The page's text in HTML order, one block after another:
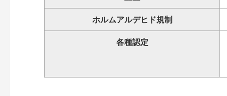
ホルムアルデヒド規制
各種認定